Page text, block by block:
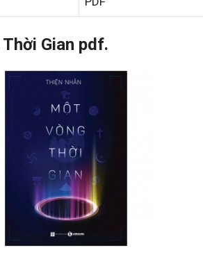
Gian pdf.